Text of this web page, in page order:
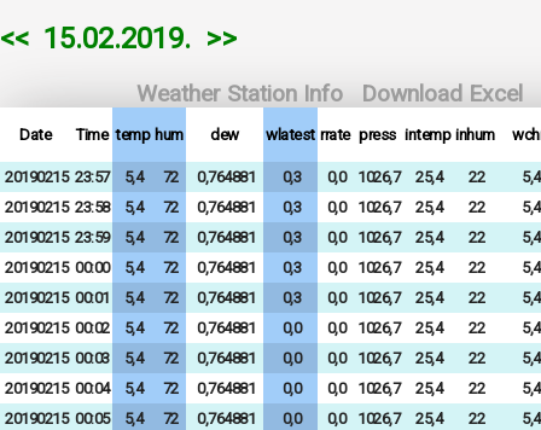
<< 15.02.2019. >>
Download Excel
Weather Station Info
Date Time temp hum dew wlatest rrate press intemp inhum
20190215 23:57 5,4 72 0,764881 0,3 0,0 1026,7 25,4 22
5,4
20190215 23:58 5,4 72 0,764881 0,3 0,0 1026,7 25,4 22
5,4
20190215 23:59 5,4 72 0,764881 0,3 0,0 1026,7 25,4 22
5,4
20190215 00:00 5,4 72 0,764881 0,3 0,0 1026,7 25,4 22
5,4
20190215 00:01 5,4 72 0,764881 0,3 0,0 1026,7 25,4 22
5,4
20190215 00:02 5,4 72 0,764881 0,0 0,0 1026,7 25,4 22
5,4
20190215 00:03 5,4 72 0,764881 0,0 0,0 1026,7 25,4 22
5,4
20190215 00:04 5,4 72 0,764881 0,0 0,0 1026,7 25,4 22
5,4
20190215 00:05 5,4 72 0,764881 0,0 0,0 1026,7 25,4 22
5,4